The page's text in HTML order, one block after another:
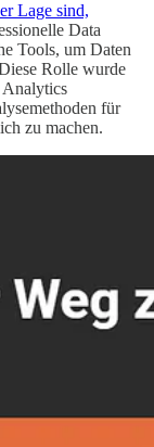
Lage sind,
Data
Tools, um Daten
Rolle wurde
Analytics
für
zu machen.